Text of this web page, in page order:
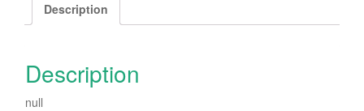
Description
Description
null